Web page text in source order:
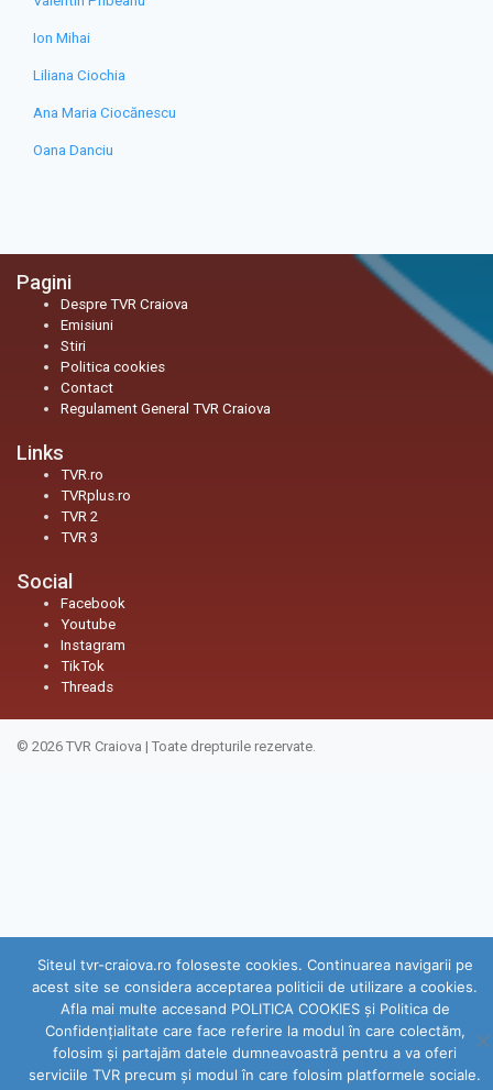
Ion Mihai
Liliana Ciochia
Ana Maria Ciocănescu
Oana Danciu
Pagini
Despre TVR Craiova
Emisiuni
Stiri
Politica cookies
Contact
Regulament General TVR Craiova
Links
TVR.ro
TVRplus.ro
TVR 2
TVR 3
Social
Facebook
Youtube
Instagram
TikTok
Threads
© 2026 TVR Craiova | Toate drepturile rezervate.
Siteul tvr-craiova.ro foloseste cookies. Continuarea navigarii pe
acest site se considera acceptarea politicii de utilizare a cookies.
Afla mai multe accesand POLITICA COOKIES și Politica de
Confidenţialitate care face referire la modul în care colectăm,
folosim şi partajăm datele dumneavoastră pentru a va oferi
serviciile TVR precum şi modul în care folosim platformele sociale.